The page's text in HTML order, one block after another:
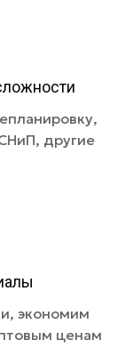
другие
экономим
ценам